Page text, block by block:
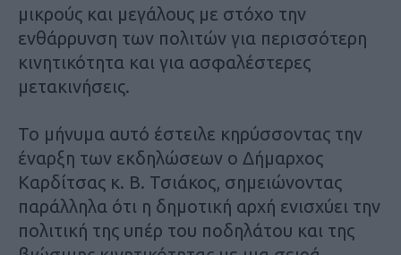
μικρούς και μεγάλους με στόχο την
ενθάρρυνση των πολιτών για περισσότερη
κινητικότητα και για ασφαλέστερες
μετακινήσεις.
Το μήνυμα αυτό έστειλε κηρύσσοντας την
έναρξη των εκδηλώσεων ο Δήμαρχος
Καρδίτσας κ. Β. Τσιάκος, σημειώνοντας
παράλληλα ότι η δημοτική αρχή ενισχύει την
πολιτική της υπέρ του ποδηλάτου και της